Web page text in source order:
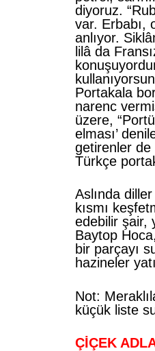
diyoruz.
var. Erbabı,
anlıyor.
lilâ da
Portakala
narenc
üzere,
elması’
getirenler de
Türkçe
Aslında
kısmı
edebilir şair,
Baytop
bir parçayı
hazineler
Not:
küçük liste
ÇİÇEK